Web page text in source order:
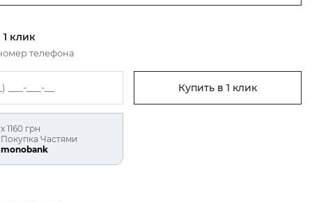
клик
телефона
Купить в 1 клик
х 1160 грн
Покупка Частями
monobank